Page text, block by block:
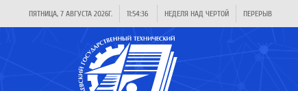
ПЯТНИЦА, 7 АВГУСТА 2026Г. 11:54:36 НЕДЕЛЯ НАД ЧЕРТОЙ ПЕРЕРЫВ